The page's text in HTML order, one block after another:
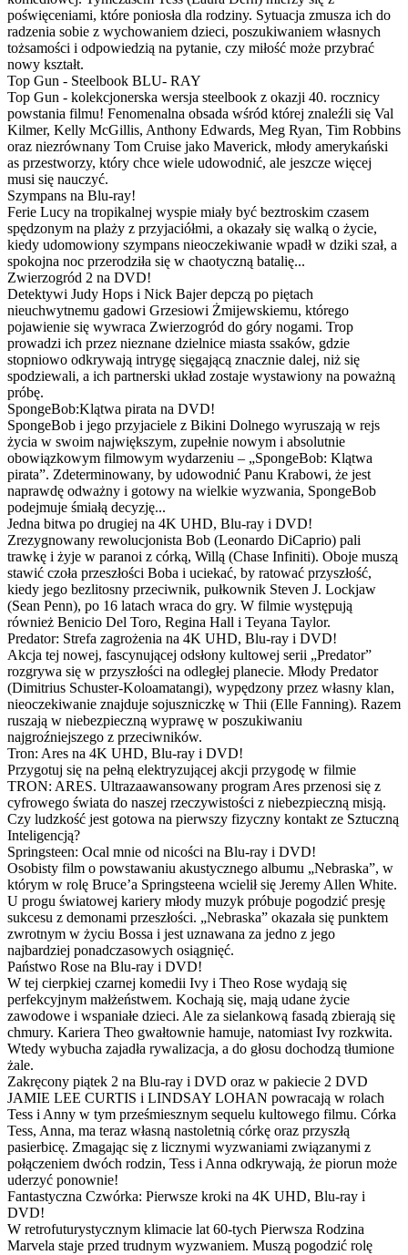
poświęceniami, które poniosła dla rodziny. Sytuacja zmusza ich do
radzenia sobie z wychowaniem dzieci, poszukiwaniem własnych
tożsamości i odpowiedzią na pytanie, czy miłość może przybrać
nowy kształt.
Top Gun - Steelbook BLU- RAY
Top Gun - kolekcjonerska wersja steelbook z okazji 40. rocznicy
powstania filmu! Fenomenalna obsada wśród której znaleźli się Val
Kilmer, Kelly McGillis, Anthony Edwards, Meg Ryan, Tim Robbins
oraz niezrównany Tom Cruise jako Maverick, młody amerykański
as przestworzy, który chce wiele udowodnić, ale jeszcze więcej
musi się nauczyć.
Szympans na Blu-ray!
Ferie Lucy na tropikalnej wyspie miały być beztroskim czasem
spędzonym na plaży z przyjaciółmi, a okazały się walką o życie,
kiedy udomowiony szympans nieoczekiwanie wpadł w dziki szał, a
spokojna noc przerodziła się w chaotyczną batalię...
Zwierzogród 2 na DVD!
Detektywi Judy Hops i Nick Bajer depczą po piętach
nieuchwytnemu gadowi Grzesiowi Żmijewskiemu, którego
pojawienie się wywraca Zwierzogród do góry nogami. Trop
prowadzi ich przez nieznane dzielnice miasta ssaków, gdzie
stopniowo odkrywają intrygę sięgającą znacznie dalej, niż się
spodziewali, a ich partnerski układ zostaje wystawiony na poważną
próbę.
SpongeBob:Klątwa pirata na DVD!
SpongeBob i jego przyjaciele z Bikini Dolnego wyruszają w rejs
życia w swoim największym, zupełnie nowym i absolutnie
obowiązkowym filmowym wydarzeniu – „SpongeBob: Klątwa
pirata”. Zdeterminowany, by udowodnić Panu Krabowi, że jest
naprawdę odważny i gotowy na wielkie wyzwania, SpongeBob
podejmuje śmiałą decyzję...
Jedna bitwa po drugiej na 4K UHD, Blu-ray i DVD!
Zrezygnowany rewolucjonista Bob (Leonardo DiCaprio) pali
trawkę i żyje w paranoi z córką, Willą (Chase Infiniti). Oboje muszą
stawić czoła przeszłości Boba i uciekać, by ratować przyszłość,
kiedy jego bezlitosny przeciwnik, pułkownik Steven J. Lockjaw
(Sean Penn), po 16 latach wraca do gry. W filmie występują
również Benicio Del Toro, Regina Hall i Teyana Taylor.
Predator: Strefa zagrożenia na 4K UHD, Blu-ray i DVD!
Akcja tej nowej, fascynującej odsłony kultowej serii „Predator”
rozgrywa się w przyszłości na odległej planecie. Młody Predator
(Dimitrius Schuster-Koloamatangi), wypędzony przez własny klan,
nieoczekiwanie znajduje sojuszniczkę w Thii (Elle Fanning). Razem
ruszają w niebezpieczną wyprawę w poszukiwaniu
najgroźniejszego z przeciwników.
Tron: Ares na 4K UHD, Blu-ray i DVD!
Przygotuj się na pełną elektryzującej akcji przygodę w filmie
TRON: ARES. Ultrazaawansowany program Ares przenosi się z
cyfrowego świata do naszej rzeczywistości z niebezpieczną misją.
Czy ludzkość jest gotowa na pierwszy fizyczny kontakt ze Sztuczną
Inteligencją?
Springsteen: Ocal mnie od nicości na Blu-ray i DVD!
Osobisty film o powstawaniu akustycznego albumu „Nebraska”, w
którym w rolę Bruce’a Springsteena wcielił się Jeremy Allen White.
U progu światowej kariery młody muzyk próbuje pogodzić presję
sukcesu z demonami przeszłości. „Nebraska” okazała się punktem
zwrotnym w życiu Bossa i jest uznawana za jedno z jego
najbardziej ponadczasowych osiągnięć.
Państwo Rose na Blu-ray i DVD!
W tej cierpkiej czarnej komedii Ivy i Theo Rose wydają się
perfekcyjnym małżeństwem. Kochają się, mają udane życie
zawodowe i wspaniałe dzieci. Ale za sielankową fasadą zbierają się
chmury. Kariera Theo gwałtownie hamuje, natomiast Ivy rozkwita.
Wtedy wybucha zajadła rywalizacja, a do głosu dochodzą tłumione
żale.
Zakręcony piątek 2 na Blu-ray i DVD oraz w pakiecie 2 DVD
JAMIE LEE CURTIS i LINDSAY LOHAN powracają w rolach
Tess i Anny w tym prześmiesznym sequelu kultowego filmu. Córka
Tess, Anna, ma teraz własną nastoletnią córkę oraz przyszłą
pasierbicę. Zmagając się z licznymi wyzwaniami związanymi z
połączeniem dwóch rodzin, Tess i Anna odkrywają, że piorun może
uderzyć ponownie!
Fantastyczna Czwórka: Pierwsze kroki na 4K UHD, Blu-ray i
DVD!
W retrofuturystycznym klimacie lat 60-tych Pierwsza Rodzina
Marvela staje przed trudnym wyzwaniem. Muszą pogodzić rolę